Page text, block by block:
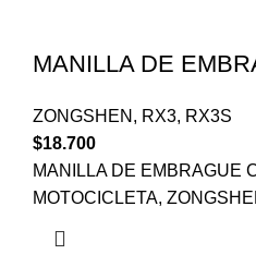
MANILLA DE
ZONGSHEN , RX3, RX3S
$18.700
MANILLA DE EMBRAGUE
MOTOCICLETA,